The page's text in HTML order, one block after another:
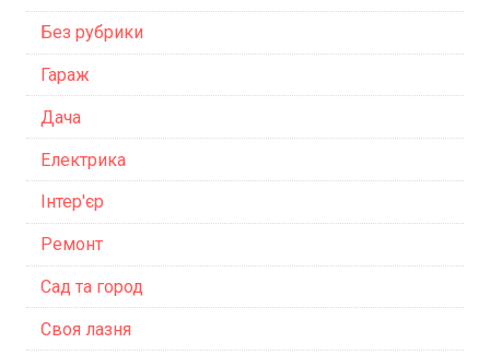
Без рубрики
Гараж
Дача
Електрика
Інтер'єр
Ремонт
Сад та город
Своя лазня